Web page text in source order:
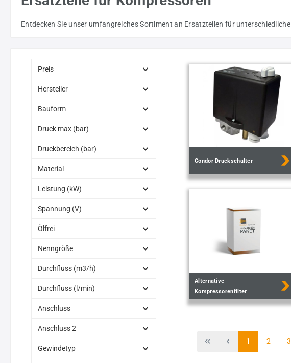
Entdecken Sie unser umfangreiches Sortiment an Ersatzteilen für
Preis
Hersteller
Bauform
Druck max (bar)
Druckbereich (bar)
Material
Leistung (kW)
Spannung (V)
Ölfrei
Nenngröße
Durchfluss (m3/h)
Durchfluss (l/min)
Anschluss
Anschluss 2
Gewindetyp
Condor Druckschalter
Alternative
Kompressorenfilter
Seite
1 Seite
2 3